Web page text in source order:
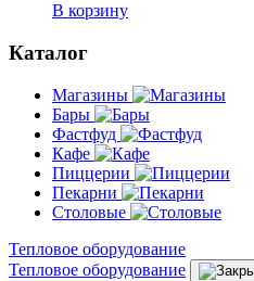
В корзину
Каталог
Магазины
Бары
Фастфуд
Кафе
Пиццерии
Пекарни
Столовые
Тепловое оборудование
Тепловое оборудование